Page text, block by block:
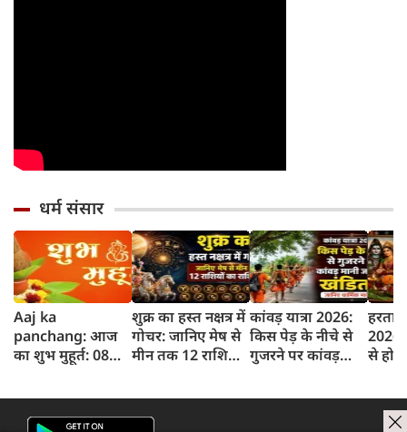
धर्म संसार
Aaj ka
panchang: आज
का शुभ मुहूर्त: 08
और शुभ समय
शुक्र का हस्त नक्षत्र में
गोचर: जानिए मेष से
मीन तक 12 राशियों
कांवड़ यात्रा 2026:
किस पेड़ के नीचे से
गुजरने पर कांवड़
2026:
से